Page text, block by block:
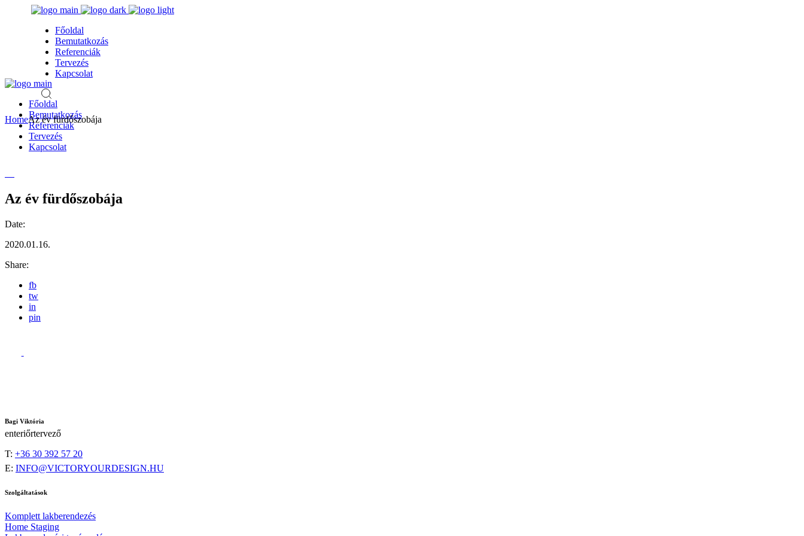
Főoldal
Bemutatkozás
Referenciák
Tervezés
Kapcsolat
Főoldal
Bemutatkozás
Referenciák
Tervezés
Kapcsolat
HomeAz év fürdőszobája
Az év fürdőszobája
Date:
2020.01.16.
Share:
fb
tw
in
pin
Bagi Viktória
enteriőrtervező
T: +36 30 392 57 20
E: INFO@VICTORYOURDESIGN.HU
Szolgáltatások
Komplett lakberendezés
Home Staging